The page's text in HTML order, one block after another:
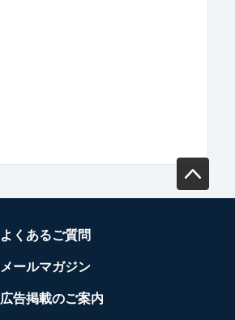
よくあるご質問
メールマガジン
広告掲載のご案内